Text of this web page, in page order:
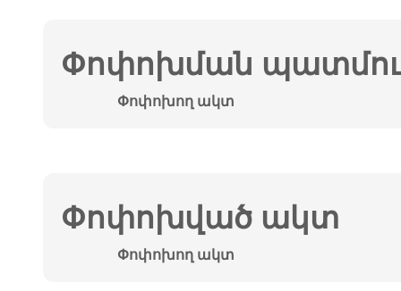
Փոփոխման
Փոփոխող ակտ
Փոփոխված ակտ
Փոփոխող ակտ